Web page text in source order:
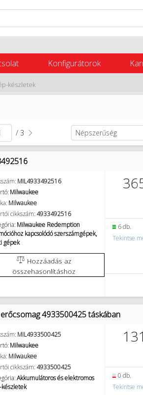
Konfigurátorok
készletek
/ 3
MIL4933492516
Milwaukee
Milwaukee
cikkszám:4933492516
Milwaukee Redemption
kapcsolódó szerszámgépek,
gépek
összehasonlításhoz
6 db.
Tekintse
4933500425 táskában
MIL4933500425
Milwaukee
Milwaukee
cikkszám:4933500425
Akkumulátoros és elektromos
készletek
0 db.
Tekintse